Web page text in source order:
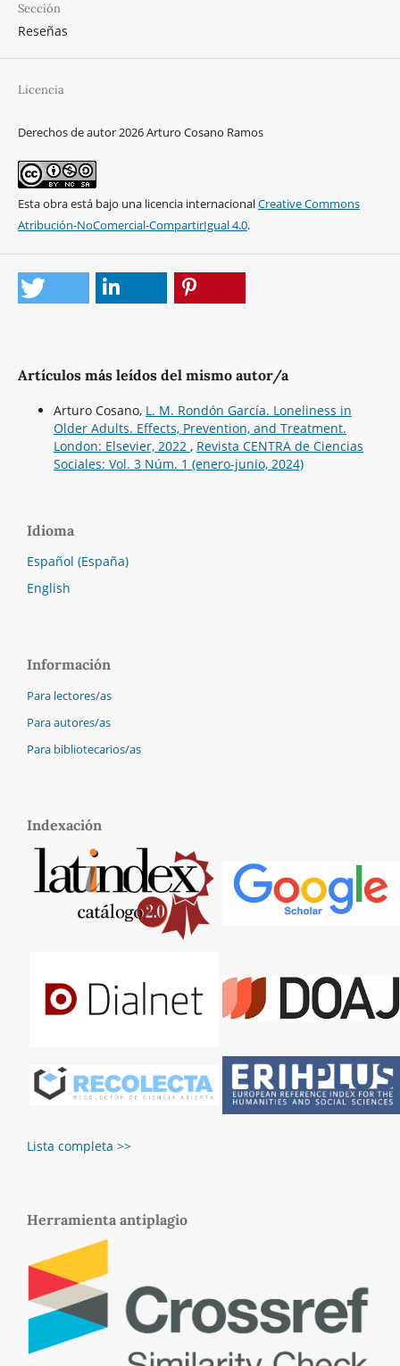
Sección
Reseñas
Licencia
Derechos de autor 2026 Arturo Cosano Ramos
Esta obra está bajo una licencia internacionalCreative Commons
Atribución-NoComercial-CompartirIgual 4.0.
Artículos más leídos del mismo autor/a
Arturo Cosano, L. M. Rondón García. Loneliness in
Older Adults. Effects, Prevention, and Treatment.
London: Elsevier, 2022 , Revista CENTRA de Ciencias
Sociales: Vol. 3 Núm. 1 (enero-junio, 2024)
Idioma
Español (España)
English
Información
Para lectores/as
Para autores/as
Para bibliotecarios/as
Indexación
Lista completa >>
Herramienta antiplagio